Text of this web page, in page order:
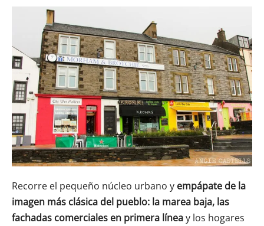
Recorre el pequeño núcleo urbano y empápate de la
imagen más clásica del pueblo: la marea baja, las
fachadas comerciales en primera líneay los hogares